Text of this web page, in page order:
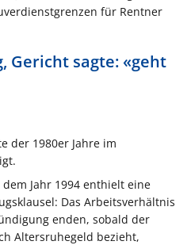
für Rentner
Gericht sagte: «geht
der 1980er Jahre im
Jahr 1994 enthielt eine
Das Arbeitsverhältnis
enden, sobald der
Altersruhegeld bezieht,